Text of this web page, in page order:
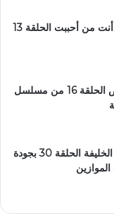
أحداث قوية في مسلسل أنت من أحببت الحلقة 13
تأجيل مفاجئ.. موعد عرض الحلقة 16 من مسلسل
أحداث نارية في مسلسل الخليفة الحلقة 30 بجودة